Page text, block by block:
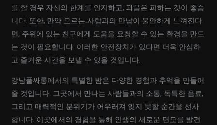
를 할 경우 자신의 한계를 인지하고, 과음은 피하는 것이 좋습
니다. 또한, 만약 모르는 사람과의 만남이 불안하게 느껴진다
면, 주위에 있는 친구에게 도움을 요청할 수 있는 환경을 만드
는 것이 필요합니다. 이러한 안전장치가 있다면 더욱 안심하
고 즐거운 시간을 보낼 수 있을 것입니다.
강남풀싸롱에서의 특별한 밤은 다양한 경험과 추억을 만들어
줄 것입니다. 그곳에서 만나는 사람들과의 소통, 독특한 음료,
그리고 매력적인 분위기가 어우러져 잊지 못할 순간을 선사
합니다. 이곳에서의 경험을 통해 인생의 새로운 면모를 발견